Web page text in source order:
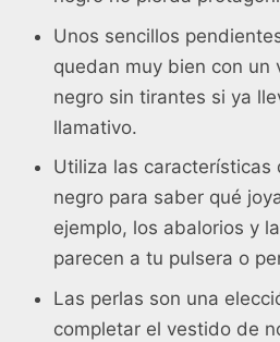
Unos sencillos
quedan muy bien con un
negro sin tirantes si ya
llamativo.
Utiliza las características
negro para saber qué
ejemplo, los abalorios y
parecen a tu pulsera o
Las perlas son una
completar el vestido de